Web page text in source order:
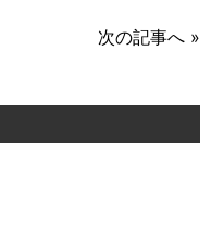
次の記事へ »